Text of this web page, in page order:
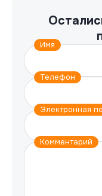
Имя
Телефон
Электронная
Комментарий